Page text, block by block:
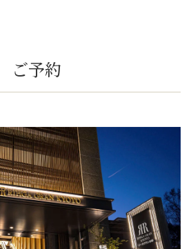
ご予約